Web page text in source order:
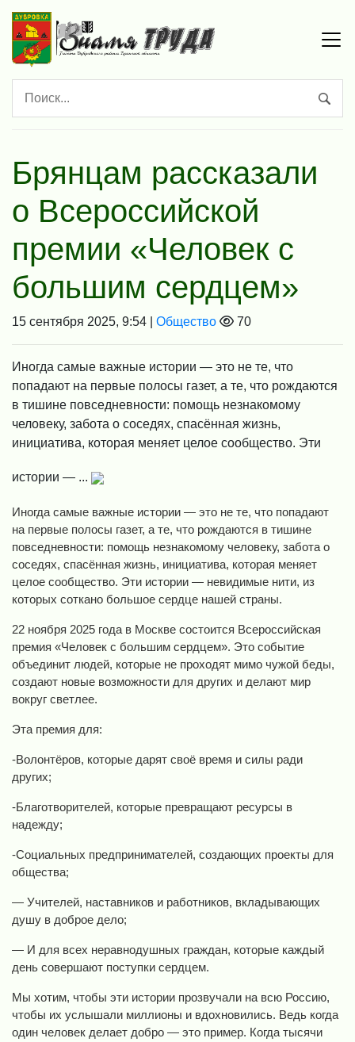
Брянцам рассказали
о Всероссийской
премии «Человек с
большим сердцем»
15 сентября 2025, 9:54 | Общество 70
Иногда самые важные истории — это не те, что
попадают на первые полосы газет, а те, что рождаются
в тишине повседневности: помощь незнакомому
человеку, забота о соседях, спасённая жизнь,
инициатива, которая меняет целое сообщество. Эти
истории — ...
Иногда самые важные истории — это не те, что попадают
на первые полосы газет, а те, что рождаются в тишине
повседневности: помощь незнакомому человеку, забота о
соседях, спасённая жизнь, инициатива, которая меняет
целое сообщество. Эти истории — невидимые нити, из
которых соткано большое сердце нашей страны.
22 ноября 2025 года в Москве состоится Всероссийская
премия «Человек с большим сердцем». Это событие
объединит людей, которые не проходят мимо чужой беды,
создают новые возможности для других и делают мир
вокруг светлее.
Эта премия для:
-Волонтёров, которые дарят своё время и силы ради
других;
-Благотворителей, которые превращают ресурсы в
надежду;
-Социальных предпринимателей, создающих проекты для
общества;
— Учителей, наставников и работников, вкладывающих
душу в доброе дело;
— И для всех неравнодушных граждан, которые каждый
день совершают поступки сердцем.
Мы хотим, чтобы эти истории прозвучали на всю Россию,
чтобы их услышали миллионы и вдохновились. Ведь когда
один человек делает добро — это пример. Когда тысячи